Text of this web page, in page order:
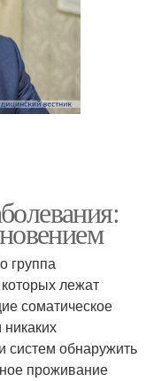
группа
лежат
соматическое
систем обнаружить
проживание